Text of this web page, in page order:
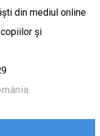
din mediul online
și